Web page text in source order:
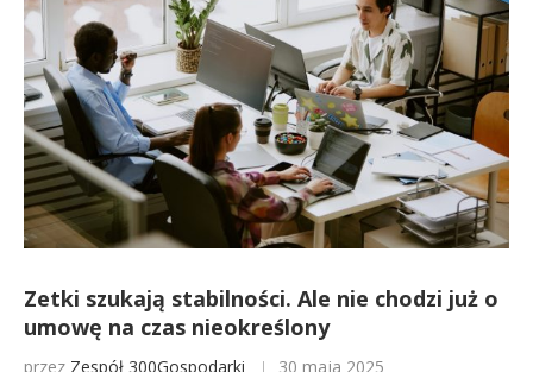
Zetki szukają stabilności. Ale nie chodzi już o
umowę na czas nieokreślony
przez Zespół 300Gospodarki 30 maja 2025